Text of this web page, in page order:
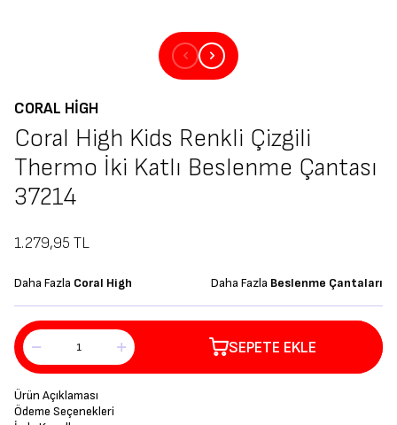
CORAL HIGH
Coral High Kids Renkli Çizgili
Thermo İki Katlı Beslenme Çantası
37214
1.279,95 TL
Daha Fazla Coral High Daha Fazla Beslenme Çantaları
SEPETE EKLE
Ürün Açıklaması
Ödeme Seçenekleri